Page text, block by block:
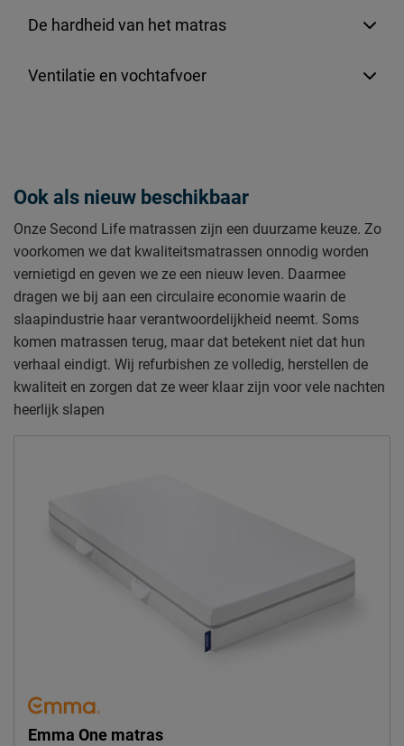
De hardheid van het matras
Ventilatie en vochtafvoer
Ook als nieuw beschikbaar
Onze Second Life matrassen zijn een duurzame keuze. Zo
voorkomen we dat kwaliteitsmatrassen onnodig worden
vernietigd en geven we ze een nieuw leven. Daarmee
dragen we bij aan een circulaire economie waarin de
slaapindustrie haar verantwoordelijkheid neemt. Soms
komen matrassen terug, maar dat betekent niet dat hun
verhaal eindigt. Wij refurbishen ze volledig, herstellen de
kwaliteit en zorgen dat ze weer klaar zijn voor vele nachten
heerlijk slapen
Emma One matras